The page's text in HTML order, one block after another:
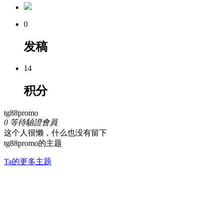
0
发稿
14
积分
tg88promo
0 等待驗證會員
这个人很懒，什么也没有留下
tg88promo的主题
Ta的更多主题